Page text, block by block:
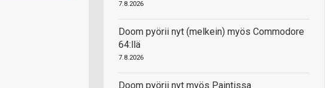
7.8.2026
Doom pyörii nyt (melkein) myös Commodore
64:llä
7.8.2026
Doom pyörii nyt myös Paintissa